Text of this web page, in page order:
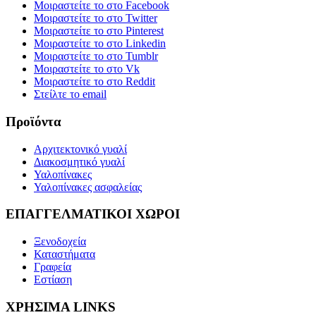
Μοιραστείτε το στο Facebook
Μοιραστείτε το στο Twitter
Μοιραστείτε το στο Pinterest
Μοιραστείτε το στο Linkedin
Μοιραστείτε το στο Tumblr
Μοιραστείτε το στο Vk
Μοιραστείτε το στο Reddit
Στείλτε το email
Προϊόντα
Αρχιτεκτονικό γυαλί
Διακοσμητικό γυαλί
Υαλοπίνακες
Υαλοπίνακες ασφαλείας​
ΕΠΑΓΓΕΛΜΑΤΙΚΟΙ ΧΩΡΟΙ
Ξενοδοχεία
Καταστήματα
Γραφεία
Εστίαση
ΧΡΗΣΙΜΑ LINKS